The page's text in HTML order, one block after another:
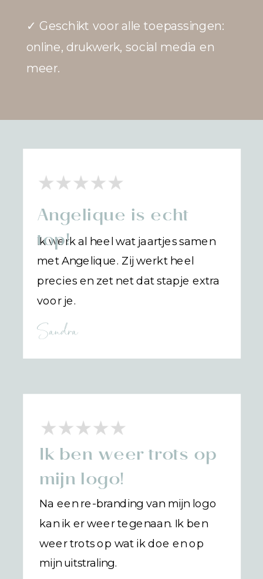
✓ Geschikt voor alle toepassingen:
online, drukwerk, social media en
meer.
Ik ben weer trots op
mijn logo!
Na een re-branding van mijn logo
kan ik er weer tegenaan. Ik ben
weer trots op wat ik doe en op
mijn uitstraling.
Sandra
Ik werk al heel wat jaartjes samen
met Angelique. Zij werkt heel
precies en zet net dat stapje extra
voor je.
Angelique is echt
top!